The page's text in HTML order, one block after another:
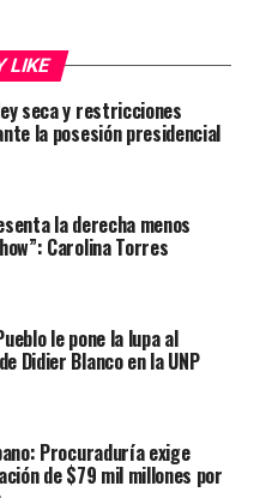
LIKE
seca y restricciones
la posesión presidencial
la derecha menos
Carolina Torres
le pone la lupa al
Didier Blanco en la UNP
Procuraduría exige
de $79 mil millones por